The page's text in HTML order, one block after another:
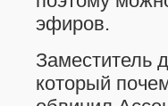
эфиров.
Заместитель
который